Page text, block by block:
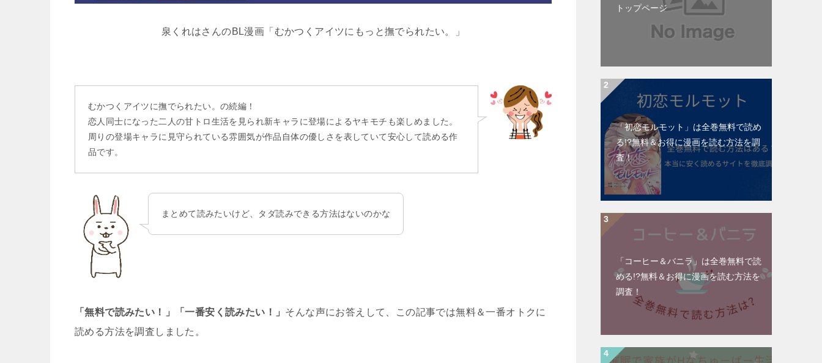
泉くれはさんのBL漫画「むかつくアイツにもっと撫でられたい。」
むかつくアイツに撫でられたい。の続編！
恋人同士になった二人の甘トロ生活を見られ新キャラに登場によるヤキモチも楽しめました。
周りの登場キャラに見守られている雰囲気が作品自体の優しさを表していて安心して読める作
品です。
まとめて読みたいけど、タダ読みできる方法はないのかな
「無料で読みたい！」「一番安く読みたい！」 そんな声にお答えして、この記事では無料＆一番オトクに
読める方法を調査しました。
トップページ
「初恋モルモット」は全巻無料で読め
る!?無料＆お得に漫画を読む⽅法を調
査！
「コーヒー＆バニラ」は全巻無料で読
める!?無料＆お得に漫画を読む⽅法を
調査！